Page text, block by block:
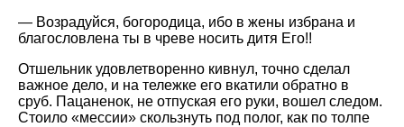
— Возрадуйся, богородица, ибо в жены избрана и
благословлена ты в чреве носить дитя Его!!
Отшельник удовлетворенно кивнул, точно сделал
важное дело, и на тележке его вкатили обратно в
сруб. Пацаненок, не отпуская его руки, вошел следом.
Стоило
мессии
скользнуть под полог, как по толпе